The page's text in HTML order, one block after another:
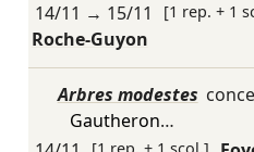
14/11 → 15/11 [1 rep. + 1
Roche-Guyon
Arbres modestes
Gautheron…